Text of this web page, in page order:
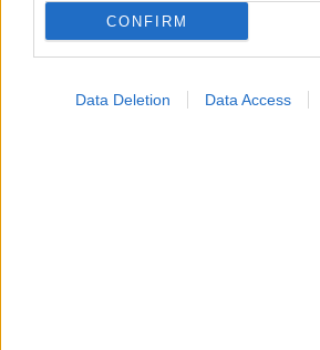
CONFIRM
Data Deletion Data Access